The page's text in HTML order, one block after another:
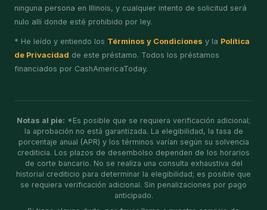
ninguna persona en Illinois, y cualquier intento de solicitud será
nulo allí donde esté prohibido por ley.
* He leído y entiendo los Términos y Condiciones y la Política
de Privacidad de este préstamo. Todos los préstamos
financiados por CashAmericaToday.
Notas al pie: *Es posible que se requiera verificación adicional;
la aprobación no está garantizada. La elegibilidad, la tasa de
porcentaje anual (APR) y los términos varían según su solvencia
crediticia. Los plazos de desembolso dependen de los horarios
de corte bancario. No se realiza una consulta exhaustiva del
historial crediticio para determinar la elegibilidad; es posible que
se requiera verificación adicional. Sin penalizaciones por pago
anticipado.